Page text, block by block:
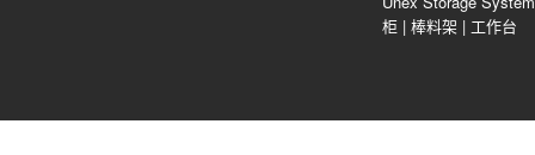
柜 | 棒料架 | 工作台